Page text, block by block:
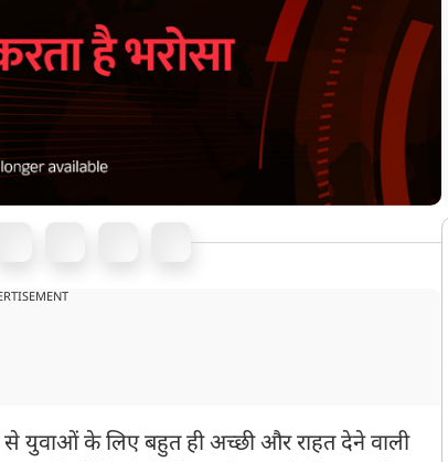
युवाओं के लिए बहुत ही अच्छी और राहत देने वाली